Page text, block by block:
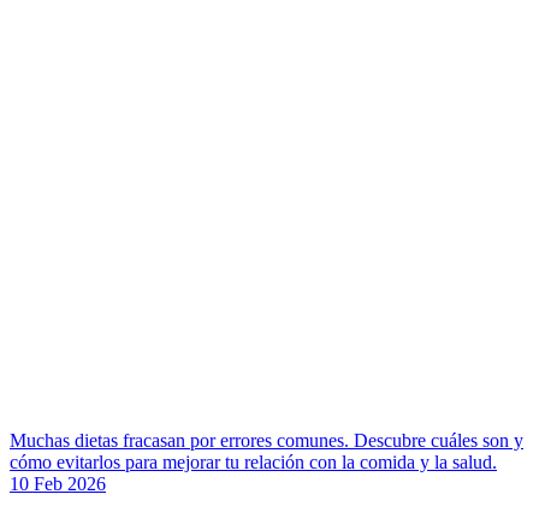
Muchas dietas fracasan por errores comunes. Descubre cuáles son y
cómo evitarlos para mejorar tu relación con la comida y la salud.
10 Feb 2026